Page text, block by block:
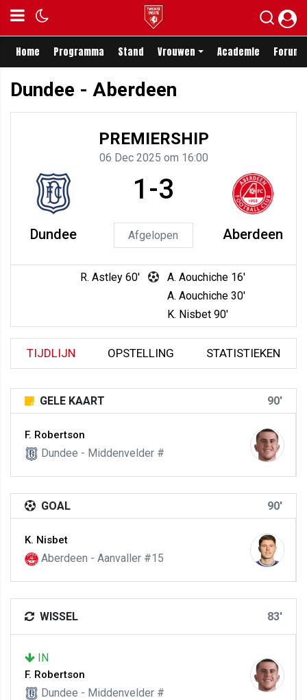
Home Programma Stand Vrouwen Academie Forum
Dundee - Aberdeen
PREMIERSHIP
06 Dec 2025 om 16:00
Dundee
1-3
Afgelopen Aberdeen
R. Astley 60'
A. Aouchiche 16'
A. Aouchiche 30'
K. Nisbet 90'
TIJDLIJN OPSTELLING STATISTIEKEN
GELE KAART 90'
F. Robertson
Dundee - Middenvelder #
GOAL 90'
K. Nisbet
Aberdeen - Aanvaller #15
WISSEL 83'
IN
F. Robertson
Dundee - Middenvelder #